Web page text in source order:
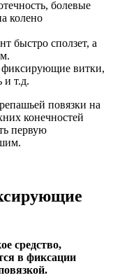
болевые
быстро сползет, а
фиксирующие витки,
и т.д.
повязки на
конечностей
первую
средство,
в фиксации